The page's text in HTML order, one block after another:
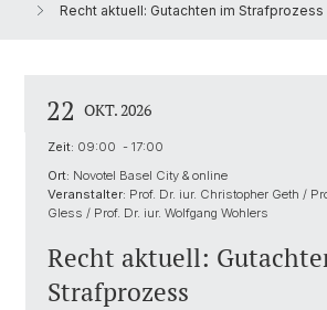
Recht aktuell: Gutachten im Strafprozess
22 OKT. 2026
Zeit: 09:00 - 17:00
Ort: Novotel Basel City & online
Veranstalter: Prof. Dr. iur. Christopher Geth /
Gless / Prof. Dr. iur. Wolfgang Wohlers
Recht aktuell:
Strafprozess